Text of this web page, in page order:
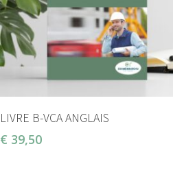
LIVRE B-VCA ANGLAIS
€ 39,50